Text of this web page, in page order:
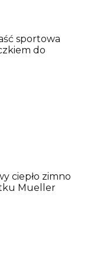
sportowa
do
ciepło zimno
Mueller